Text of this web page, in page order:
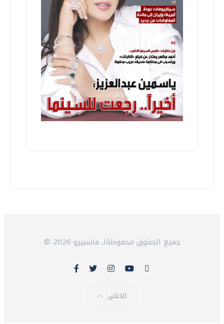
© 2026 جميع الحقوق محفوظةلـ ماسبيرو
للاعلى